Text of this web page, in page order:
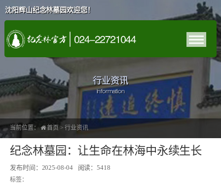
沈阳辉山纪念林墓园欢迎您！
行业资讯
Information
当前位置： 首页 >行业资讯
纪念林墓园：让生命在林海中永续生长
发布时间：2025-08-04 阅读：5418
标签：